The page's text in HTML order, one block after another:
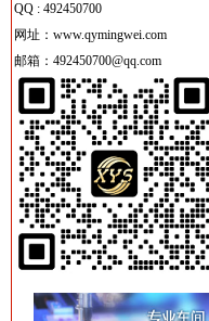
QQ : 492450700
网址：www.qymingwei.com
邮箱：492450700@qq.com